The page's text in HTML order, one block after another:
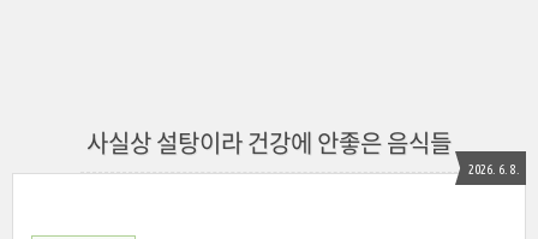
사실상 설탕이라 건강에 안좋은 음식들
2026. 6. 8.